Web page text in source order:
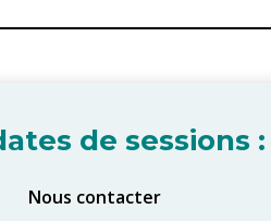
de sessions :
Nous contacter